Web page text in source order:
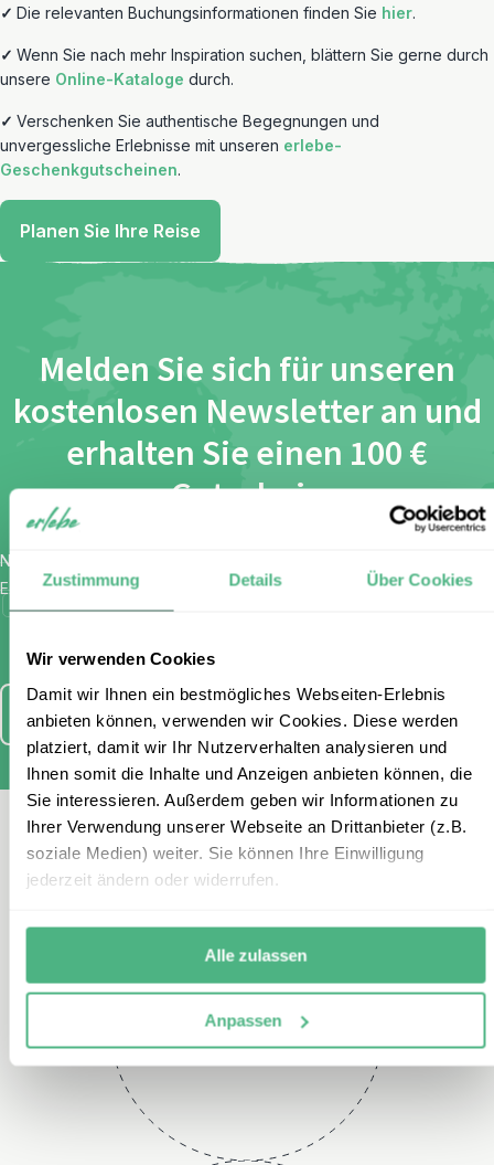
Zustimmung Details Über Cookies
Wir verwenden Cookies
Damit wir Ihnen ein bestmögliches Webseiten-Erlebnis
anbieten können, verwenden wir Cookies. Diese werden
platziert, damit wir Ihr Nutzerverhalten analysieren und
Ihnen somit die Inhalte und Anzeigen anbieten können, die
Sie interessieren. Außerdem geben wir Informationen zu
Ihrer Verwendung unserer Webseite an Drittanbieter (z.B.
soziale Medien) weiter. Sie können Ihre Einwilligung
jederzeit ändern oder widerrufen.
Alle zulassen
Anpassen
✓ Die relevanten Buchungsinformationen finden Sie hier.
✓ Wenn Sie nach mehr Inspiration suchen, blättern Sie gerne durch
unsere Online-Kataloge durch.
✓ Verschenken Sie authentische Begegnungen und
unvergessliche Erlebnisse mit unseren erlebe-
Geschenkgutscheinen.
Planen Sie Ihre Reise
Melden Sie sich für unseren
kostenlosen Newsletter an und
erhalten Sie einen 100 €
Gutschein
Name
E-Mail *
Anmelden
Kontaktieren Sie uns
Telefon